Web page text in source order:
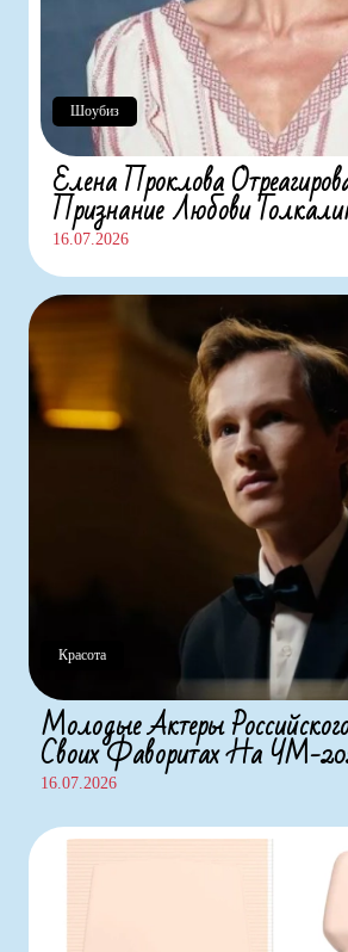
Елена Проклова
Признание Любови
16.07.2026
Шоубиз
Красота
Молодые Актеры
Своих Фаворитах На ЧМ-
16.07.2026